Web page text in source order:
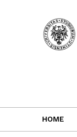
Passa
HOME